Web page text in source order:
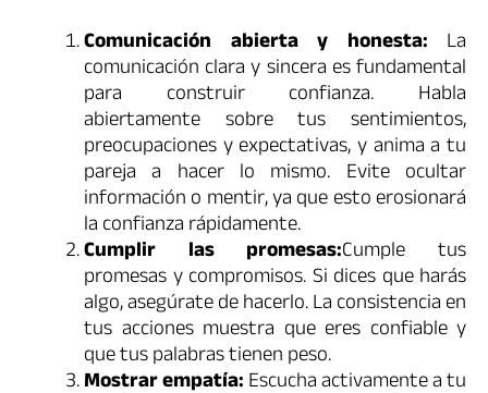
Comunicación abierta y honesta: La
comunicación clara y sincera es fundamental
para construir confianza. Habla
abiertamente sobre tus sentimientos,
preocupaciones y expectativas, y anima a tu
pareja a hacer lo mismo. Evite ocultar
información o mentir, ya que esto erosionará
la confianza rápidamente.
Cumplir las promesas:Cumple tus
promesas y compromisos. Si dices que harás
algo, asegúrate de hacerlo. La consistencia en
tus acciones muestra que eres confiable y
que tus palabras tienen peso.
Mostrar empatía:Escucha activamente a tu